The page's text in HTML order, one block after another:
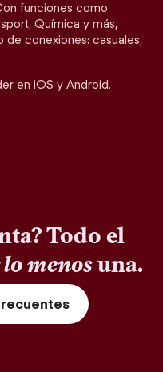
funciones como
Química y más,
conexiones: casuales,
en iOS y Android.
Todo el
menosuna.